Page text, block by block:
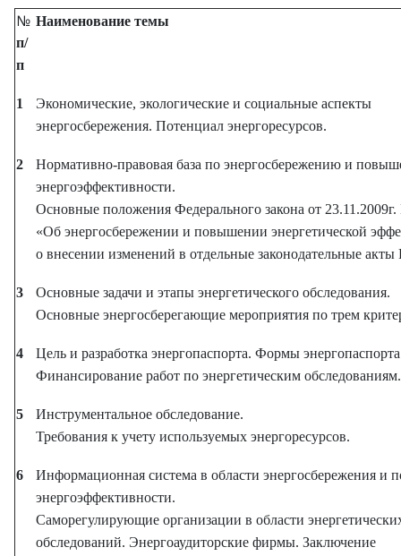
№
п/
п
Наименование темы
1
Экономические, экологические и социальные аспекты
энергосбережения. Потенциал энергоресурсов.
2
Нормативно-правовая база по энергосбережению и
энергоэффективности.
Основные положения Федерального закона от
«Об энергосбережении и повышении энергетической
о внесении изменений в отдельные законодательные акты
3
Основные задачи и этапы энергетического обследования.
Основные энергосберегающие мероприятия по трем
4
Цель и разработка энергопаспорта. Формы
Финансирование работ по энергетическим обследованиям.
5
Инструментальное обследование.
Требования к учету используемых энергоресурсов.
6
Информационная система в области энергосбережения и
энергоэффективности.
Саморегулирующие организации в области
обследований. Энергоаудиторские фирмы. Заключение